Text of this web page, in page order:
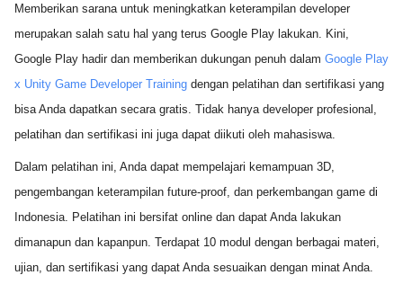
Memberikan sarana untuk meningkatkan keterampilan developer
merupakan salah satu hal yang terus Google Play lakukan. Kini,
Google Play hadir dan memberikan dukungan penuh dalam Google Play
x Unity Game Developer Training dengan pelatihan dan sertifikasi yang
bisa Anda dapatkan secara gratis. Tidak hanya developer profesional,
pelatihan dan sertifikasi ini juga dapat diikuti oleh mahasiswa.
Dalam pelatihan ini, Anda dapat mempelajari kemampuan 3D,
pengembangan keterampilan future-proof, dan perkembangan game di
Indonesia. Pelatihan ini bersifat online dan dapat Anda lakukan
dimanapun dan kapanpun. Terdapat 10 modul dengan berbagai materi,
ujian, dan sertifikasi yang dapat Anda sesuaikan dengan minat Anda.